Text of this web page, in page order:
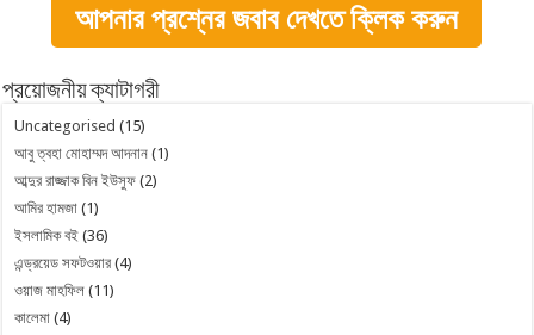
আপনার প্রশ্নের জবাব দেখতে ক্লিক করুন
প্রয়োজনীয় ক্যাটাগরী
Uncategorised (15)
আবু ত্বহা মোহাম্মদ আদনান (1)
আব্দুর রাজ্জাক বিন ইউসুফ (2)
আমির হামজা (1)
ইসলামিক বই (36)
এন্ড্রয়েড সফটওয়ার (4)
ওয়াজ মাহফিল (11)
কালেমা (4)